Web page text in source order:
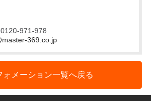
971-978
369.co.jp
ォメーション一覧へ戻る